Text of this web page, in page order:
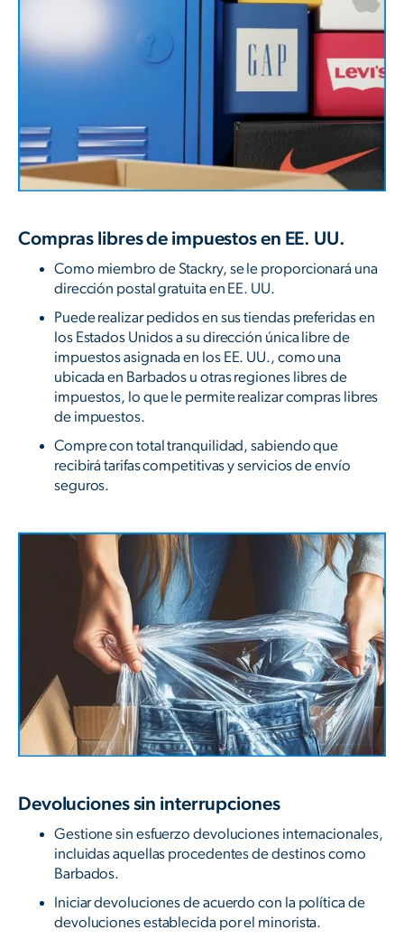
Compras libres de impuestos en EE. UU.
Como miembro de Stackry, se le proporcionará una
dirección postal gratuita en EE. UU.
Puede realizar pedidos en sus tiendas preferidas en
los Estados Unidos a su dirección única libre de
impuestos asignada en los EE. UU., como una
ubicada en Barbados u otras regiones libres de
impuestos, lo que le permite realizar compras libres
de impuestos.
Compre con total tranquilidad, sabiendo que
recibirá tarifas competitivas y servicios de envío
seguros.
Devoluciones sin interrupciones
Gestione sin esfuerzo devoluciones internacionales,
incluidas aquellas procedentes de destinos como
Barbados.
Iniciar devoluciones de acuerdo con la política de
devoluciones establecida por el minorista.